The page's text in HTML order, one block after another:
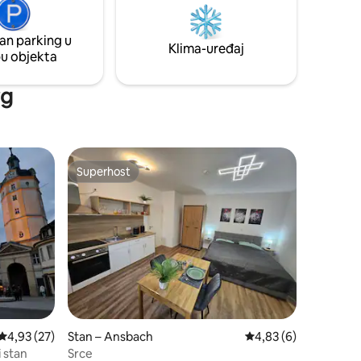
za
vlasnici koji privatno žive na gornjim
sjedenje s ognjištem.
parking u
objekta
Klima-uređaj
ocjena: 4,93/5, recenzija: 27
4,93 (27)
stan
Superhost
Superhost
Stan – Ansbach Prosječna ocjena:
4,83 (6)
Srce